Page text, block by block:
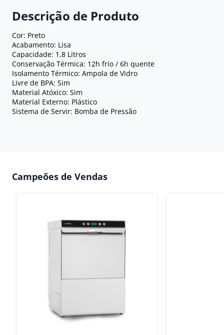
Descrição de Produto
Cor: Preto
Acabamento: Lisa
Capacidade: 1,8 Litros
Conservação Térmica: 12h frio / 6h quente
Isolamento Térmico: Ampola de Vidro
Livre de BPA: Sim
Material Atóxico: Sim
Material Externo: Plástico
Sistema de Servir: Bomba de Pressão
Campeões de Vendas